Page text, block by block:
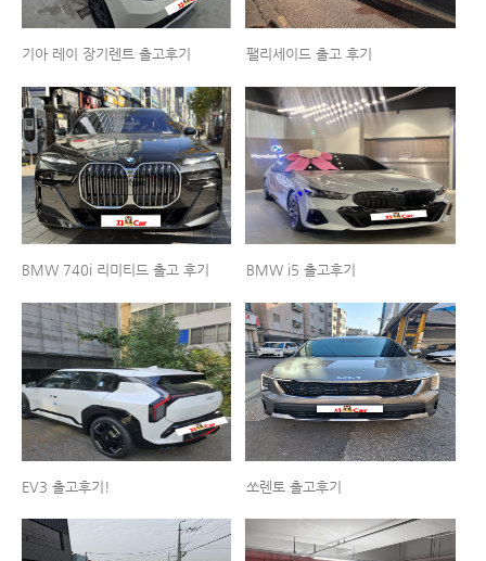
기아 레이 장기렌트 출고후기 팰리세이드 출고 후기
BMW 740i 리미티드 출고 후기 BMW i5 출고후기
EV3 출고후기! 쏘렌토 출고후기